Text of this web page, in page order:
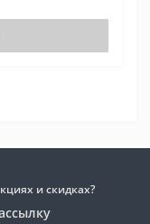
и скидках?